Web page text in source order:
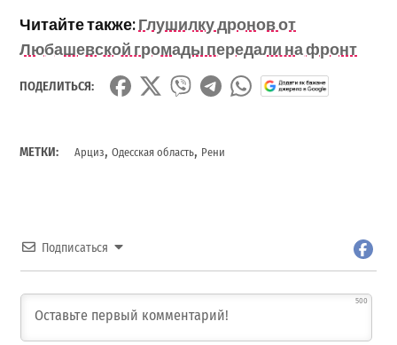
Читайте также:Глушилку дронов от
Любашевской громады передали на фронт
ПОДЕЛИТЬСЯ:
МЕТКИ: Арциз,Одесская область, Рени
Подписаться
500